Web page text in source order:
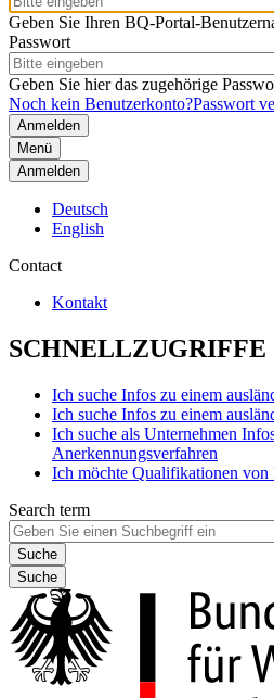
Geben Sie Ihren BQ-Portal-
Passwort
Geben Sie hier das zugehörige
Noch kein Benutzerkonto?Passwort
Menü
Anmelden
Deutsch
English
Contact
Kontakt
SCHNELLZUGRIFFE
Ich suche Infos zu einem
Ich suche Infos zu einem
Ich suche als Unternehmen
Anerkennungsverfahren
Ich möchte Qualifikationen von
Search term
Suche